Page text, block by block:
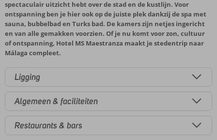
spectaculair uitzicht hebt over de stad en de kustlijn. Voor
ontspanning ben je hier ook op de juiste plek dankzij de spa met
sauna, bubbelbad en Turks bad. De kamers zijn netjes ingericht
en van alle gemakken voorzien. Of je nu komt voor zon, cultuur
of ontspanning, Hotel MS Maestranza maakt je stedentrip naar
Málaga compleet.
Ligging
Algemeen & faciliteiten
Restaurants & bars